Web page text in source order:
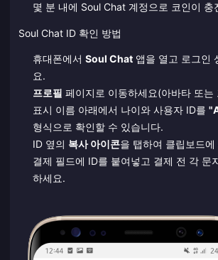
몇 분 내에 Soul Chat 계정으로 코인이 충
Soul Chat ID 확인 방법
휴대폰에서 Soul Chat앱을 열고 로그인
요.
프로필 페이지로 이동하세요(아바타 또는
표시 이름 아래에서 나이와 사용자 ID를
형식으로 확인할 수 있습니다.
ID 옆의 복사 아이콘을 탭하여 클립보드에
결제 필드에 ID를 붙여넣고 결제 전 각 문
하세요.